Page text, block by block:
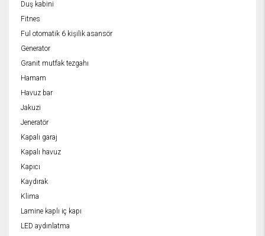
Duş kabini
Fitnes
Ful otomatik 6 kişilik asansör
Generator
Granit mutfak tezgahı
Hamam
Havuz bar
Jakuzi
Jeneratör
Kapalı garaj
Kapalı havuz
Kapıcı
Kaydırak
Klima
Lamine kaplı iç kapı
LED aydınlatma